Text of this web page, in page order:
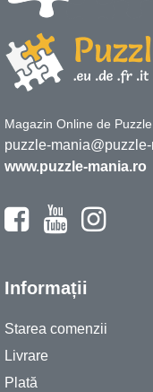
Magazin Online de Puzzle
puzzle-
www.puzzle-mania.ro
Informații
Starea comenzii
Livrare
Plată